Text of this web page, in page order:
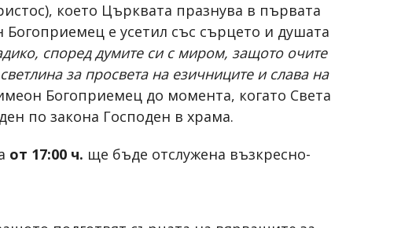
което Църквата празнува в първата
е усетил със сърцето и душата
според думите си с миром, защото очите
за просвета на езичниците и слава на
Богоприемец до момента, когато Света
по закона Господен в храма.
от 17:00 ч. ще бъде отслужена възкресно-